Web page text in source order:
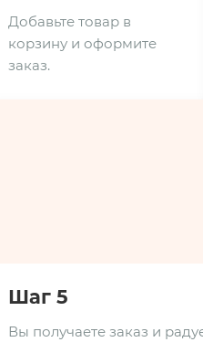
Добавьте товар в
корзину и оформите
заказ.
Шаг 5
Вы получаете заказ и